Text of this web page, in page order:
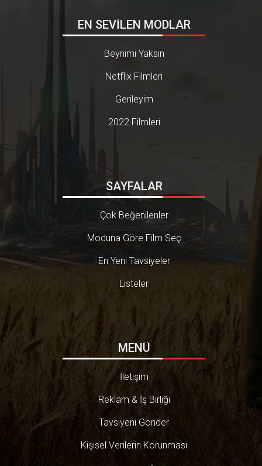
EN SEVİLEN MODLAR
Beynimi Yaksın
Netflix Filmleri
Gerileyim
2022 Filmleri
SAYFALAR
Çok Beğenilenler
Moduna Göre Film Seç
En Yeni Tavsiyeler
Listeler
MENÜ
İletişim
Reklam & İş Birliği
Tavsiyeni Gönder
Kişisel Verilerin Korunması